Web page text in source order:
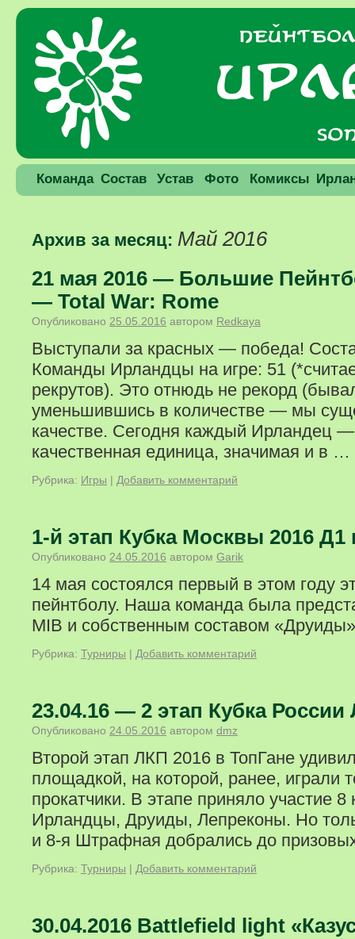
Команда Состав Устав Фото Комиксы
Архив за месяц: Май 2016
21 мая 2016 — Большие
— Total War: Rome
Опубликовано 25.05.2016 автором Redkaya
Выступали за красных — победа!
Команды Ирландцы на игре: 51
рекрутов). Это отнюдь не рекорд
уменьшившись в количестве — мы
качестве. Сегодня каждый Ирландец —
качественная единица, значимая и в …
Рубрика: Игры | Добавить комментарий
1-й этап Кубка Москвы 2016 Д1
Опубликовано 24.05.2016 автором Garik
14 мая состоялся первый в этом году
пейнтболу. Наша команда была
MIB и собственным составом
Рубрика: Турниры | Добавить комментарий
23.04.16 — 2 этап Кубка России
Опубликовано 24.05.2016 автором dmz
Второй этап ЛКП 2016 в ТопГане
площадкой, на которой, ранее, играли
прокатчики. В этапе приняло участие
Ирландцы, Друиды, Лепреконы. Но
и 8-я Штрафная добрались до
Рубрика: Турниры | Добавить комментарий
30.04.2016 Battlefield light